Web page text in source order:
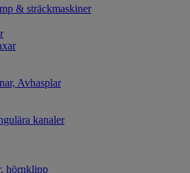
& sträckmaskiner
Avhasplar
kanaler
hörnklipp